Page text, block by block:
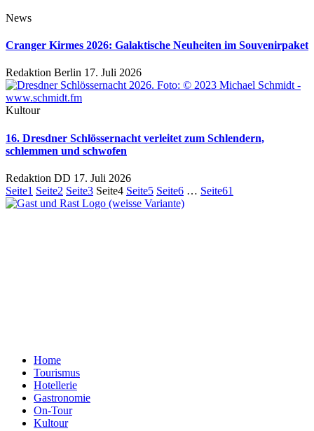
News
Cranger Kirmes 2026: Galaktische Neuheiten im Souvenirpaket
Redaktion Berlin 17. Juli 2026
Kultour
16. Dresdner Schlössernacht verleitet zum Schlendern,
schlemmen und schwofen
Redaktion DD 17. Juli 2026
Seite1 Seite2 Seite3 Seite4 Seite5 Seite6 … Seite61
Home
Tourismus
Hotellerie
Gastronomie
On-Tour
Kultour